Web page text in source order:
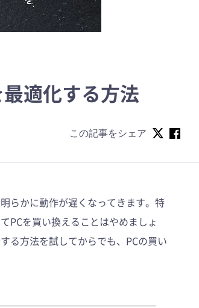
適化する方法
この記事をシェア
らかに動作が遅くなってきます。特
PCを買い換えることはやめましょ
る方法を試してからでも、PCの買い